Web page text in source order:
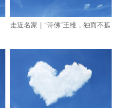
走近名家｜“诗佛”王维，独而不孤